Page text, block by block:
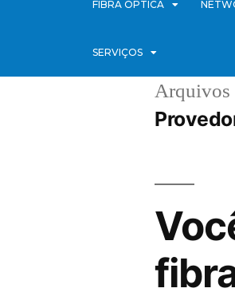
FIBRA ÓPTICA
SERVIÇOS
Arquivos